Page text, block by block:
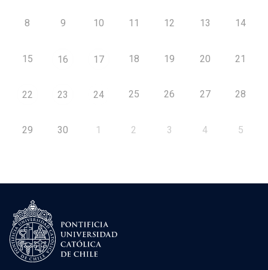
8 9 10 11 12 13 14
15 16 17 18 19 20 21
22 23 24 25 26 27 28
29 30 1 2 3 4 5